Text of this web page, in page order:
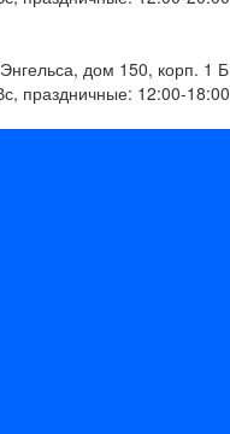
дом 150, корп. 1 Б
праздничные: 12:00-18:00